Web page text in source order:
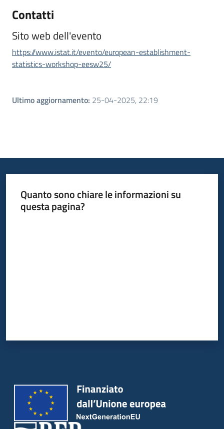
Contatti
Sito web dell'evento
https://www.istat.it/evento/european-establishment-
statistics-workshop-eesw25/
Ultimo aggiornamento: 25-04-2025, 22:19
Quanto sono chiare le informazioni su
questa pagina?